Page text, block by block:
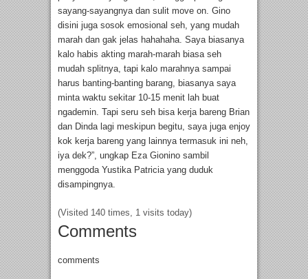
sayang-sayangnya dan sulit move on. Gino
disini juga sosok emosional seh, yang mudah
marah dan gak jelas hahahaha. Saya biasanya
kalo habis akting marah-marah biasa seh
mudah splitnya, tapi kalo marahnya sampai
harus banting-banting barang, biasanya saya
minta waktu sekitar 10-15 menit lah buat
ngademin. Tapi seru seh bisa kerja bareng Brian
dan Dinda lagi meskipun begitu, saya juga enjoy
kok kerja bareng yang lainnya termasuk ini neh,
iya dek?”, ungkap Eza Gionino sambil
menggoda Yustika Patricia yang duduk
disampingnya.
(Visited 140 times, 1 visits today)
Comments
comments